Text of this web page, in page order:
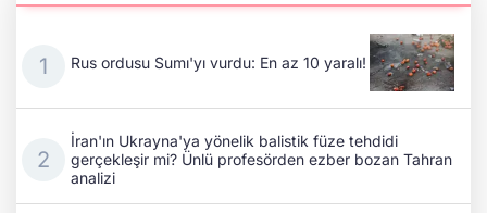
Rus ordusu Sumı'yı vurdu: En az 10 yaralı!
İran'ın Ukrayna'ya yönelik balistik füze tehdidi
gerçekleşir mi? Ünlü profesörden ezber bozan Tahran
analizi